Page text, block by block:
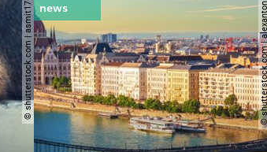
© shutterstock.com | asmit17 ©